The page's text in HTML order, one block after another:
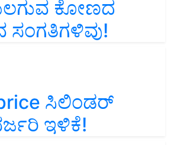
ಕೋಣದ
ಸಂಗತಿಗಳಿವು!
ಸಿಲಿಂಡರ್‌
ಇಳಿಕೆ!